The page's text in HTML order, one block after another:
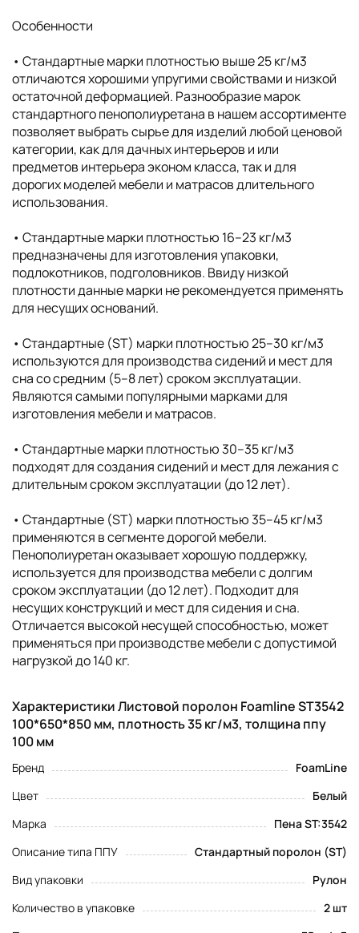
Особенности
• Cтандартные марки плотностью выше 25 кг/м3
отличаются хорошими упругими свойствами и низкой
остаточной деформацией. Разнообразие марок
стандартного пенополиуретана в нашем ассортименте
позволяет выбрать сырье для изделий любой ценовой
категории, как для дачных интерьеров и или
предметов интерьера эконом класса, так и для
дорогих моделей мебели и матрасов длительного
использования.
• Cтандартные марки плотностью 16–23 кг/м3
предназначены для изготовления упаковки,
подлокотников, подголовников. Ввиду низкой
плотности данные марки не рекомендуется применять
для несущих оснований.
• Стандартные (ST) марки плотностью 25–30 кг/м3
используются для производства сидений и мест для
сна со средним (5–8 лет) сроком эксплуатации.
Являются самыми популярными марками для
изготовления мебели и матрасов.
• Стандартные марки плотностью 30–35 кг/м3
подходят для создания сидений и мест для лежания с
длительным сроком эксплуатации (до 12 лет).
• Стандартные (ST) марки плотностью 35–45 кг/м3
применяются в сегменте дорогой мебели.
Пенополиуретан оказывает хорошую поддержку,
используется для производства мебели с долгим
сроком эксплуатации (до 12 лет). Подходит для
несущих конструкций и мест для сидения и сна.
Отличается высокой несущей способностью, может
применяться при производстве мебели с допустимой
нагрузкой до 140 кг.
Характеристики Листовой поролон Foamline ST3542
100*650*850 мм, плотность 35 кг/м3, толщина ппу
100 мм
Бренд
FoamLine
Цвет
Белый
Марка
Пена ST:3542
Описание типа ППУ
Стандартный поролон (ST)
Вид упаковки
Рулон
Количество в упаковке
2 шт